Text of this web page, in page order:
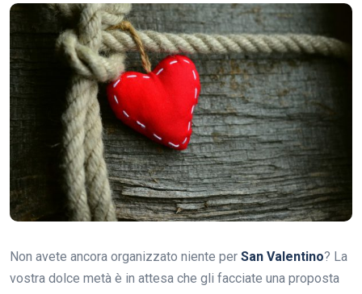
Non avete ancora organizzato niente per San Valentino? La
vostra dolce metà è in attesa che gli facciate una proposta